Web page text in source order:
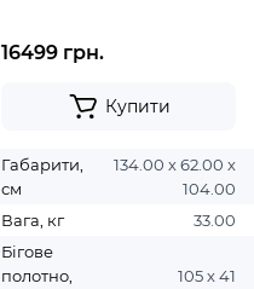
16499 грн.
Купити
Габарити,
см
134.00 х 62.00 х
104.00
Вага, кг
33.00
Бігове
полотно,
105 х 41